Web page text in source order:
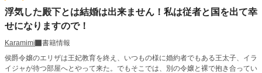
浮気した殿下とは結婚は出来ません！私は従者と国を出て幸
せになりますので！
Karamimi
書籍情報
侯爵令嬢のエリザは王妃教育を終え、いつもの様に婚約者でもある王太子、イラ
イジャが待つ部屋へとやって来た。でもそこでは、別の令嬢と裸で抱き合ってい